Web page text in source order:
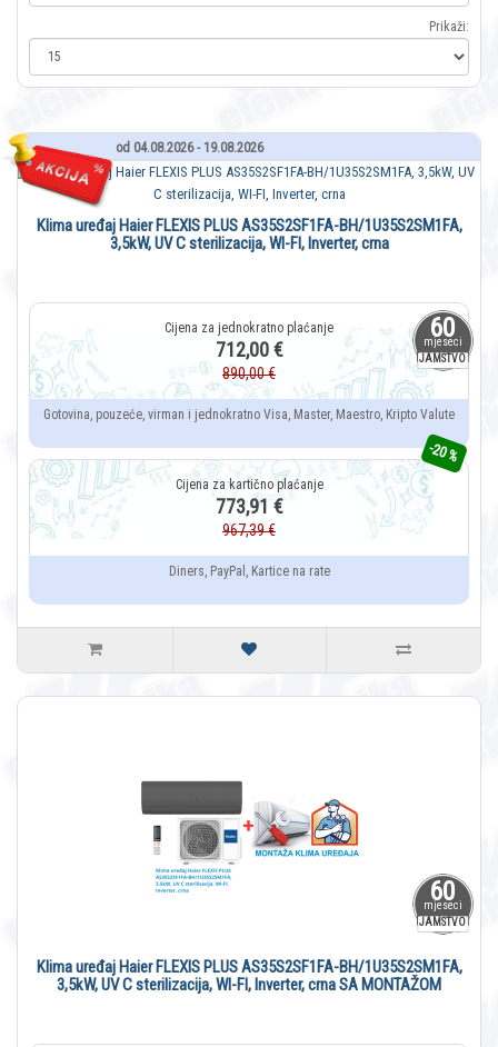
Prikaži:
od 04.08.2026 - 19.08.2026
60
mjeseci
JAMSTVO
Klima uređaj Haier FLEXIS PLUS AS35S2SF1FA-BH/1U35S2SM1FA,
3,5kW, UV C sterilizacija, WI-FI, Inverter, crna
712,00 €
890,00 €
Gotovina, pouzeće, virman i jednokratno Visa, Master, Maestro, Kripto Valute
-20 %
773,91 €
967,39 €
Diners, PayPal, Kartice na rate
60
mjeseci
JAMSTVO
Klima uređaj Haier FLEXIS PLUS AS35S2SF1FA-BH/1U35S2SM1FA,
3,5kW, UV C sterilizacija, WI-FI, Inverter, crna SA MONTAŽOM